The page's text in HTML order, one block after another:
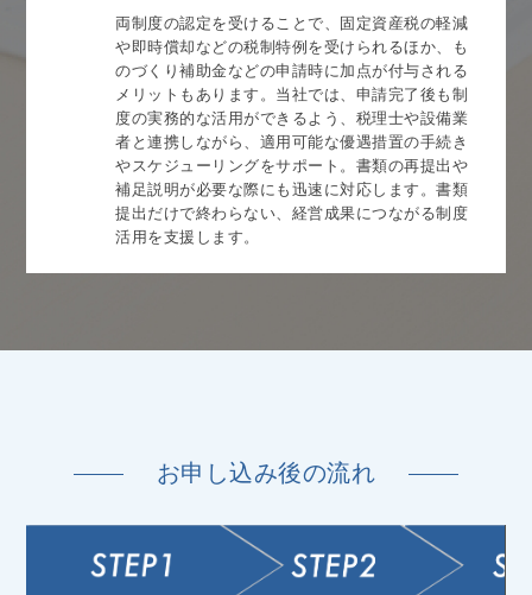
両制度の認定を受けることで、固定資産税の軽減
や即時償却などの税制特例を受けられるほか、も
のづくり補助金などの申請時に加点が付与される
メリットもあります。当社では、申請完了後も制
度の実務的な活用ができるよう、税理士や設備業
者と連携しながら、適用可能な優遇措置の手続き
やスケジューリングをサポート。書類の再提出や
補足説明が必要な際にも迅速に対応します。書類
提出だけで終わらない、経営成果につながる制度
活用を支援します。
お申し込み後の流れ